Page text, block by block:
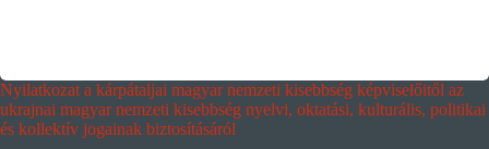
Nyilatkozat a kárpátaljai magyar nemzeti kisebbség képviselőitől az
ukrajnai magyar nemzeti kisebbség nyelvi, oktatási, kulturális, politikai
és kollektív jogainak biztosításáról